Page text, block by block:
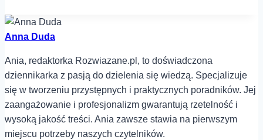
Anna Duda
Ania, redaktorka Rozwiazane.pl, to doświadczona
dziennikarka z pasją do dzielenia się wiedzą. Specjalizuje
się w tworzeniu przystępnych i praktycznych poradników. Jej
zaangażowanie i profesjonalizm gwarantują rzetelność i
wysoką jakość treści. Ania zawsze stawia na pierwszym
miejscu potrzeby naszych czytelników.